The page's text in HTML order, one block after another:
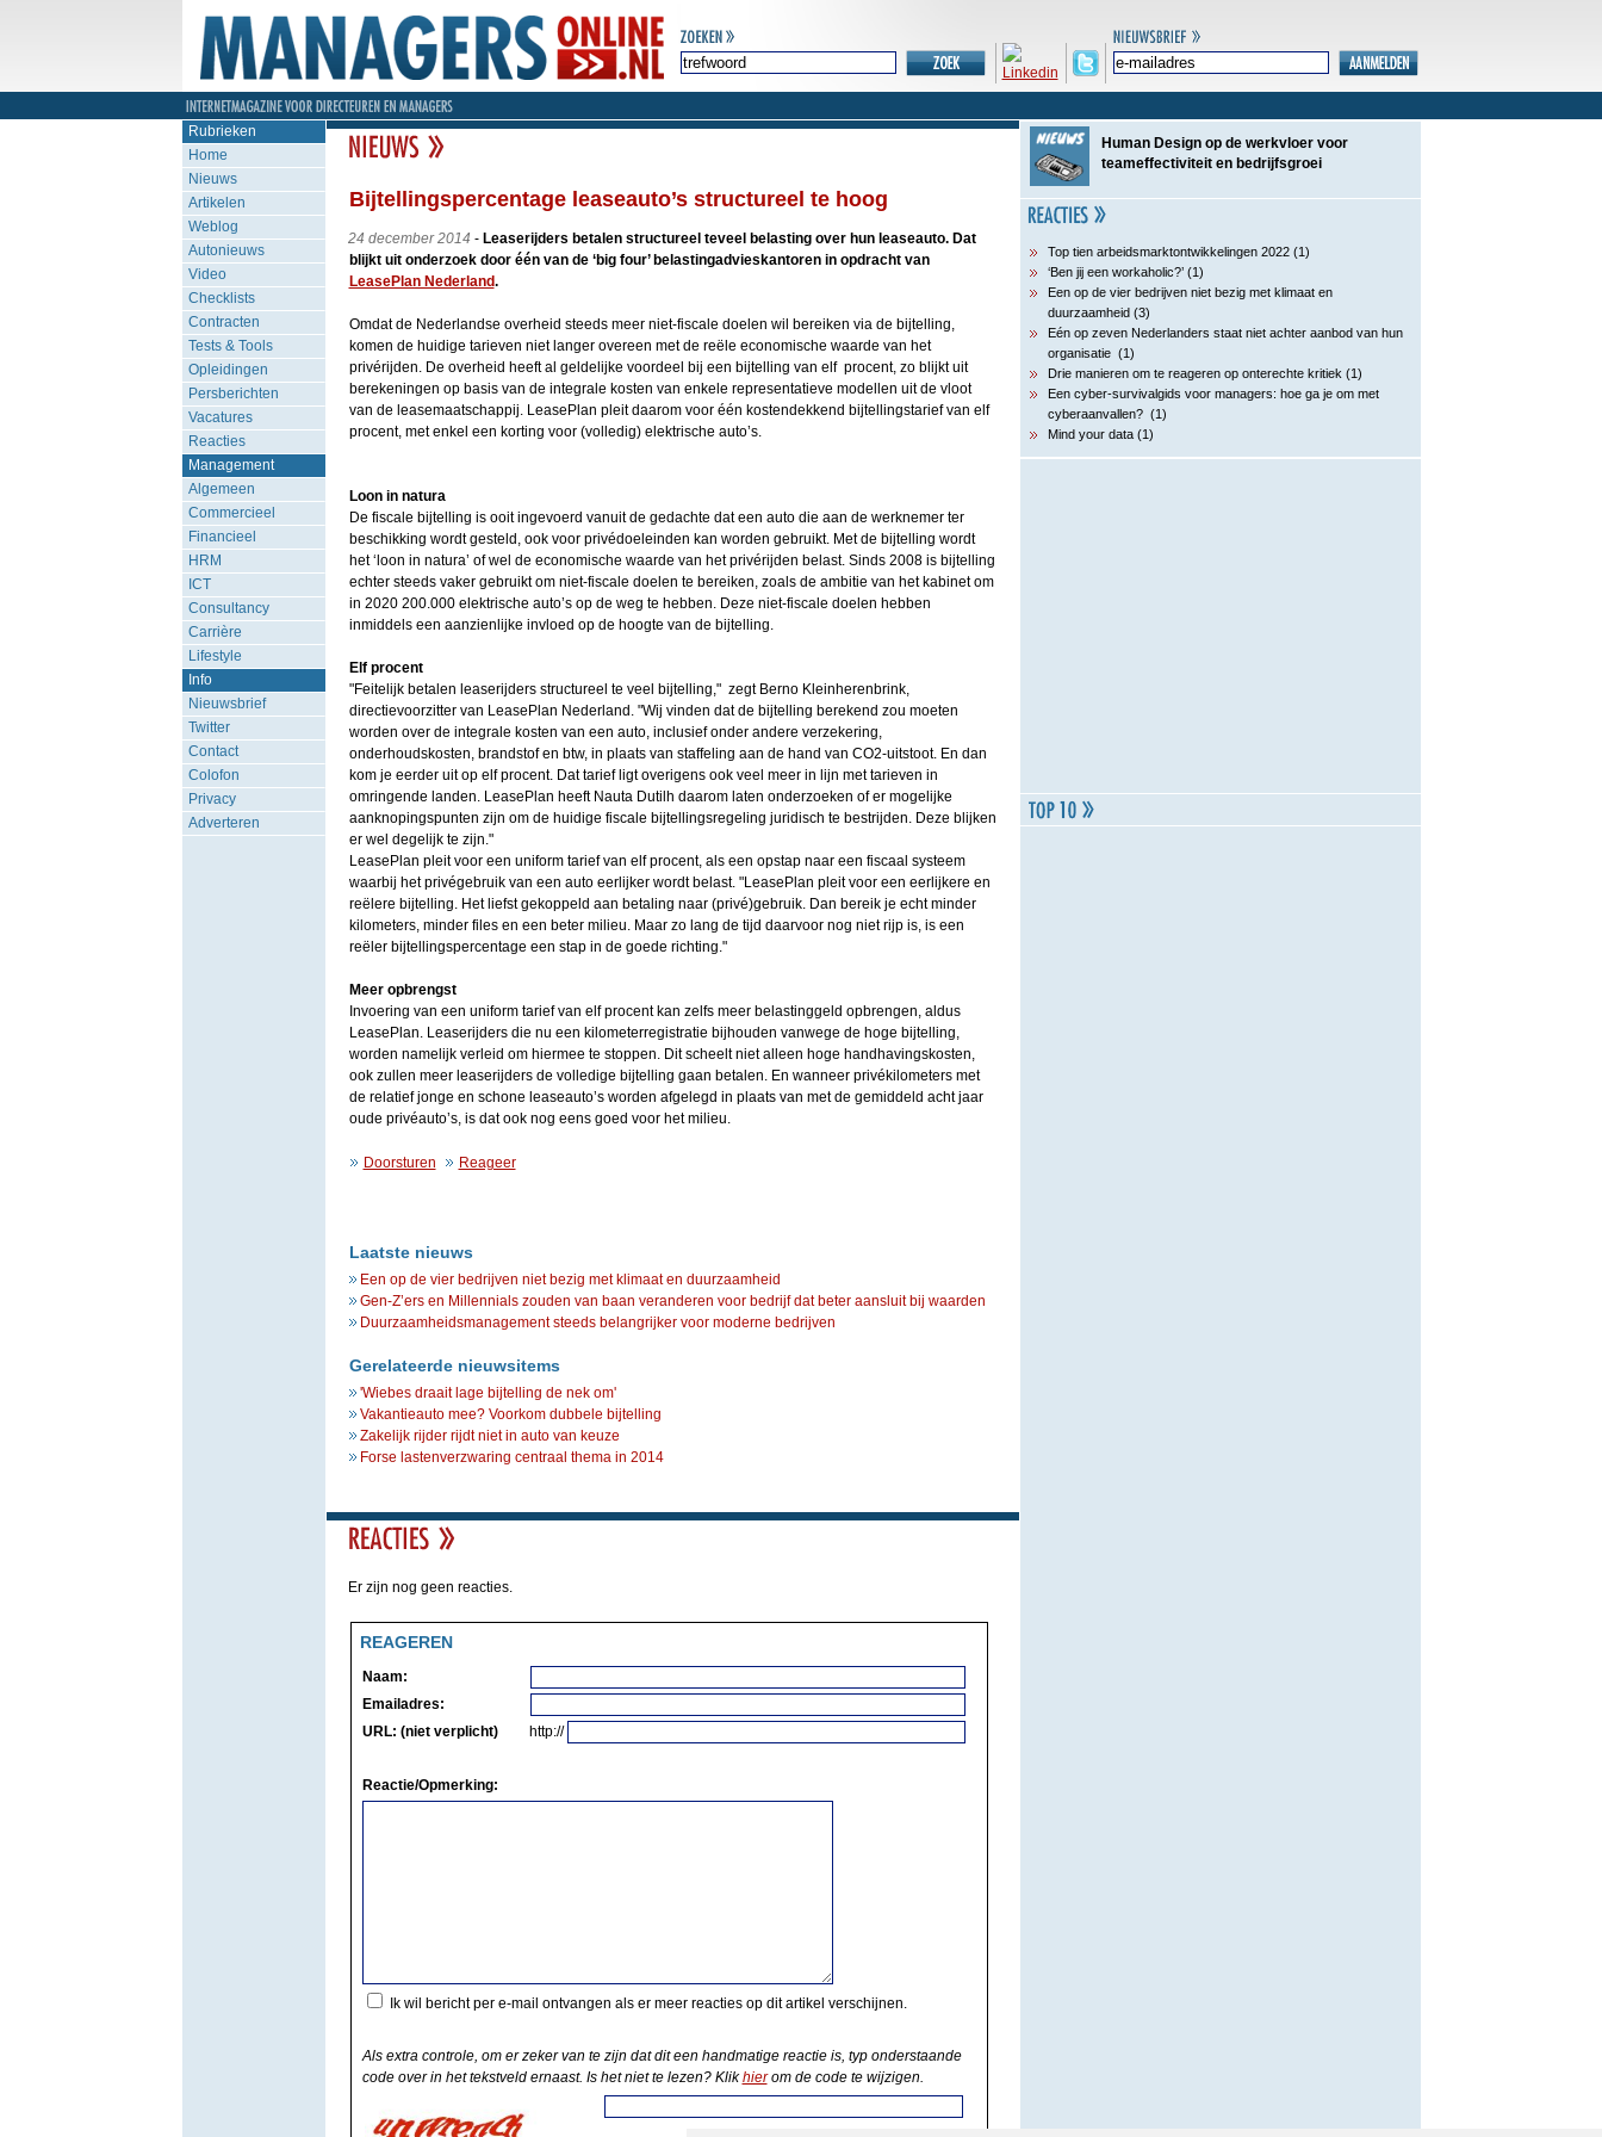
Rubrieken
Home
Nieuws
Artikelen
Weblog
Autonieuws
Video
Checklists
Contracten
Tests & Tools
Opleidingen
Persberichten
Vacatures
Reacties
Management
Algemeen
Commercieel
Financieel
HRM
ICT
Consultancy
Carrière
Lifestyle
Info
Nieuwsbrief
Twitter
Contact
Colofon
Privacy
Adverteren
Bijtellingspercentage leaseauto’s structureel te hoog
24 december 2014 - Leaserijders betalen structureel teveel belasting over hun leaseauto. Dat
blijkt uit onderzoek door één van de ‘big four’ belastingadvieskantoren in opdracht van
LeasePlan Nederland.
Omdat de Nederlandse overheid steeds meer niet-fiscale doelen wil bereiken via de bijtelling,
komen de huidige tarieven niet langer overeen met de reële economische waarde van het
privérijden. De overheid heeft al geldelijke voordeel bij een bijtelling van elf procent, zo blijkt uit
berekeningen op basis van de integrale kosten van enkele representatieve modellen uit de vloot
van de leasemaatschappij. LeasePlan pleit daarom voor één kostendekkend bijtellingstarief van elf
procent, met enkel een korting voor (volledig) elektrische auto’s.
Loon in natura
De fiscale bijtelling is ooit ingevoerd vanuit de gedachte dat een auto die aan de werknemer ter
beschikking wordt gesteld, ook voor privédoeleinden kan worden gebruikt. Met de bijtelling wordt
het ‘loon in natura’ of wel de economische waarde van het privérijden belast. Sinds 2008 is bijtelling
echter steeds vaker gebruikt om niet-fiscale doelen te bereiken, zoals de ambitie van het kabinet om
in 2020 200.000 elektrische auto’s op de weg te hebben. Deze niet-fiscale doelen hebben
inmiddels een aanzienlijke invloed op de hoogte van de bijtelling.
Elf procent
"Feitelijk betalen leaserijders structureel te veel bijtelling," zegt Berno Kleinherenbrink,
directievoorzitter van LeasePlan Nederland. "Wij vinden dat de bijtelling berekend zou moeten
worden over de integrale kosten van een auto, inclusief onder andere verzekering,
onderhoudskosten, brandstof en btw, in plaats van staffeling aan de hand van CO2-uitstoot. En dan
kom je eerder uit op elf procent. Dat tarief ligt overigens ook veel meer in lijn met tarieven in
omringende landen. LeasePlan heeft Nauta Dutilh daarom laten onderzoeken of er mogelijke
aanknopingspunten zijn om de huidige fiscale bijtellingsregeling juridisch te bestrijden. Deze blijken
er wel degelijk te zijn."
LeasePlan pleit voor een uniform tarief van elf procent, als een opstap naar een fiscaal systeem
waarbij het privégebruik van een auto eerlijker wordt belast. "LeasePlan pleit voor een eerlijkere en
reëlere bijtelling. Het liefst gekoppeld aan betaling naar (privé)gebruik. Dan bereik je echt minder
kilometers, minder files en een beter milieu. Maar zo lang de tijd daarvoor nog niet rijp is, is een
reëler bijtellingspercentage een stap in de goede richting."
Meer opbrengst
Invoering van een uniform tarief van elf procent kan zelfs meer belastinggeld opbrengen, aldus
LeasePlan. Leaserijders die nu een kilometerregistratie bijhouden vanwege de hoge bijtelling,
worden namelijk verleid om hiermee te stoppen. Dit scheelt niet alleen hoge handhavingskosten,
ook zullen meer leaserijders de volledige bijtelling gaan betalen. En wanneer privékilometers met
de relatief jonge en schone leaseauto’s worden afgelegd in plaats van met de gemiddeld acht jaar
oude privéauto’s, is dat ook nog eens goed voor het milieu.
Doorsturen Reageer
Laatste nieuws
Een op de vier bedrijven niet bezig met klimaat en duurzaamheid
Gen-Z’ers en Millennials zouden van baan veranderen voor bedrijf dat beter aansluit bij waarden
Duurzaamheidsmanagement steeds belangrijker voor moderne bedrijven
Gerelateerde nieuwsitems
'Wiebes draait lage bijtelling de nek om'
Vakantieauto mee? Voorkom dubbele bijtelling
Zakelijk rijder rijdt niet in auto van keuze
Forse lastenverzwaring centraal thema in 2014
Er zijn nog geen reacties.
REAGEREN
Naam:
Emailadres:
URL: (niet verplicht)
http://
Reactie/Opmerking:
Ik wil bericht per e-mail ontvangen als er meer reacties op dit artikel verschijnen.
Als extra controle, om er zeker van te zijn dat dit een handmatige reactie is, typ onderstaande
code over in het tekstveld ernaast. Is het niet te lezen? Klikhierom de code te wijzigen.
Human Design op de werkvloer voor
teameffectiviteit en bedrijfsgroei
Top tien arbeidsmarktontwikkelingen 2022 (1)
‘Ben jij een workaholic?’ (1)
Een op de vier bedrijven niet bezig met klimaat en
duurzaamheid (3)
Eén op zeven Nederlanders staat niet achter aanbod van hun
organisatie (1)
Drie manieren om te reageren op onterechte kritiek (1)
Een cyber-survivalgids voor managers: hoe ga je om met
cyberaanvallen? (1)
Mind your data (1)